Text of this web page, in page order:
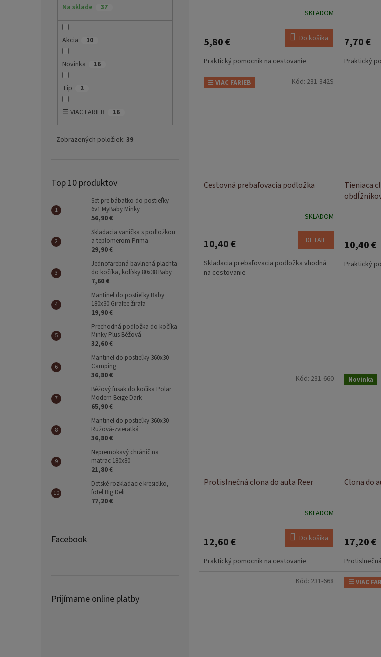
Na sklade 37
Akcia 10
Novinka 16
Tip 2
☰ VIAC FARIEB 16
Zobrazených položiek: 39
Top 10 produktov
Set pre bábätko do postieľky
6v1 MyBaby Minky
56,90 €
Skladacia vanička s podložkou
a teplomerom Prima
29,90 €
Jednofarebná bavlnená plachta
do kočíka, kolísky 80x38 Baby
7,60 €
Mantinel do postieľky Baby
180x30 Girafee žirafa
19,90 €
Prechodná podložka do kočíka
Minky Plus Béžová
32,60 €
Mantinel do postieľky 360x30
Camping
36,80 €
Béžový fusak do kočíka Polar
Modern Beige Dark
65,90 €
Mantinel do postieľky 360x30
Ružová-zvieratká
36,80 €
Nepremokavý chránič na
matrac 180x80
21,80 €
Detské rozkladacie kresielko,
fotel Big Deli
77,20 €
Facebook
Prijímame online platby
SKLADOM
5,80 € Do košíka
Praktický pomocník na cestovanie
7,70 €
Praktický
☰ VIAC FARIEB
Cestovná prebaľovacia podložka
SKLADOM
10,40 € DETAIL
Skladacia prebaľovacia podložka vhodná
na cestovanie
Kód: 231-342S
Tieniaca
10,40 €
Praktický
Protislnečná clona do auta Reer
SKLADOM
12,60 € Do košíka
Praktický pomocník na cestovanie
Kód: 231-660 Novinka
Clona do
17,20 €
Kód: 231-668 ☰ VIAC